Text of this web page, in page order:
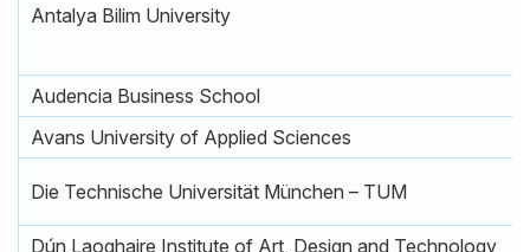
Antalya Bilim University
Audencia Business School
Avans University of Applied Sciences
Die Technische Universität München – TUM
Dún Laoghaire Institute of Art, Design and Technology